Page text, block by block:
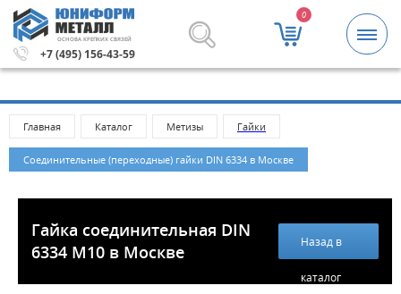
ОСНОВА КРЕПКИХ СВЯЗЕЙ
+7 (495) 156-43-59
0
и крепежные изделия оптом. Минимальная
Главная Каталог Метизы Гайки
Соединительные (переходные) гайки DIN 6334 в Москве
Гайка соединительная DIN
6334 М10 в Москве
Назад в
каталог